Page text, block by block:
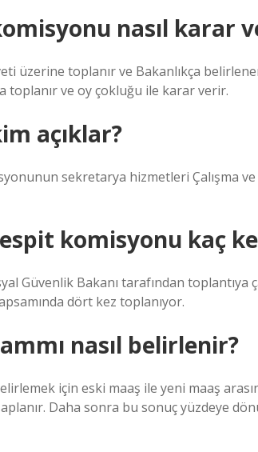
nasıl karar
üzerine toplanır ve Bakanlıkça
toplanır ve oy çokluğu ile karar verir.
açıklar?
sekretarya hizmetleri Çalışma ve
komisyonu kaç
Güvenlik Bakanı tarafından toplantıya
dört kez toplanıyor.
nasıl belirlenir?
için eski maaş ile yeni maaş
Daha sonra bu sonuç yüzdeye